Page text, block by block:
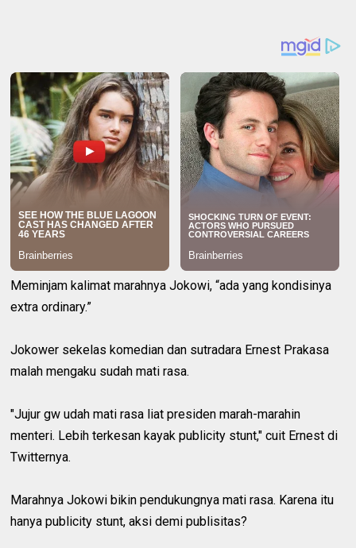
Meminjam kalimat marahnya Jokowi, “ada yang kondisinya
extra ordinary.”
Jokower sekelas komedian dan sutradara Ernest Prakasa
malah mengaku sudah mati rasa.
"Jujur gw udah mati rasa liat presiden marah-marahin
menteri. Lebih terkesan kayak publicity stunt," cuit Ernest di
Twitternya.
Marahnya Jokowi bikin pendukungnya mati rasa. Karena itu
hanya publicity stunt, aksi demi publisitas?